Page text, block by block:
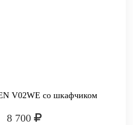
V02WE со шкафчиком
8 700